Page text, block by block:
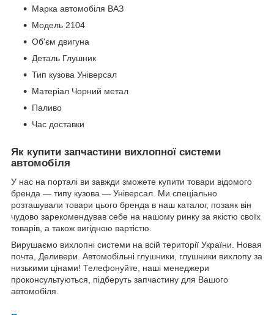
Марка автомобіля ВАЗ
Модель 2104
Об'єм двигуна
Деталь Глушник
Тип кузова Універсал
Матеріал Чорний метал
Паливо
Час доставки
Як купити запчастини вихлопної системи
автомобіля
У нас на порталі ви завжди зможете купити товари відомого
бренда — типу кузова — Універсал. Ми спеціально
розташували товари цього бренда в наш каталог, позаяк він
чудово зарекомендував себе на нашому ринку за якістю своїх
товарів, а також вигідною вартістю.
Вирушаємо вихлопні системи на всій території України. Новая
почта, Деливери. Автомобільні глушники, глушники вихлопу за
низькими цінами! Телефонуйте, наші менеджери
проконсультуються, підберуть запчастину для Вашого
автомобіля.